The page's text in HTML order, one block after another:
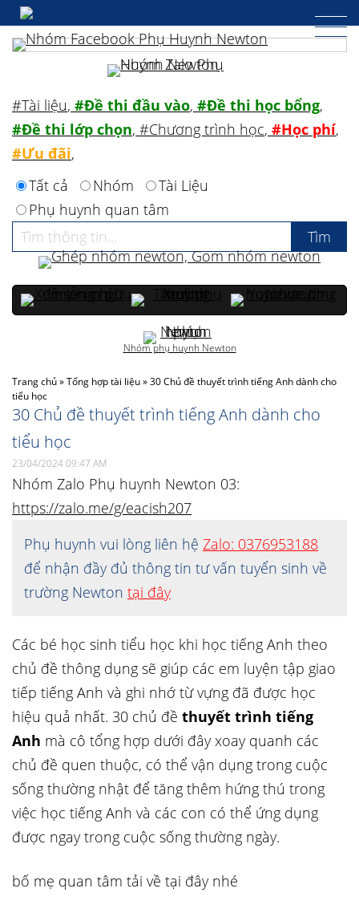
Trang chủ»Tổng hợp tài liệu»30 Chủ đề thuyết trình tiếng Anh dành cho
tiểu học
30 Chủ đề thuyết trình tiếng Anh dành cho
tiểu học
23/04/2024 09:47 AM
Nhóm Zalo Phụ huynh Newton 03:
https://zalo.me/g/eacish207
Phụ huynh vui lòng liên hệ Zalo: 0376953188
để nhận đầy đủ thông tin tư vấn tuyển sinh về
trường Newton tại đây
Các bé học sinh tiểu học khi học tiếng Anh theo
chủ đề thông dụng sẽ giúp các em luyện tập giao
tiếp tiếng Anh và ghi nhớ từ vựng đã được học
hiệu quả nhất. 30 chủ đề thuyết trình tiếng
Anh mà cô tổng hợp dưới đây xoay quanh các
chủ đề quen thuộc, có thể vận dụng trong cuộc
sống thường nhật để tăng thêm hứng thú trong
việc học tiếng Anh và các con có thể ứng dụng
được ngay trong cuộc sống thường ngày.
bố mẹ quan tâm tải về tại đây nhé
#Tài liệu, #Đề thi đầu vào, #Đề thi học bổng,
#Đề thi lớp chọn, #Chương trình học, #Học phí,
#Ưu đãi,
Tất cả
Nhóm
Tài Liệu
Phụ huynh quan tâm
Nhóm phụ huynh Newton